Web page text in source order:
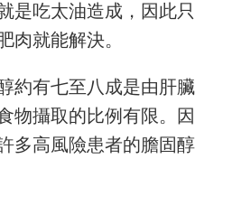
是吃太油造成，因此只
肉就能解決。
約有七至八成是由肝臟
物攝取的比例有限。因
多高風險患者的膽固醇